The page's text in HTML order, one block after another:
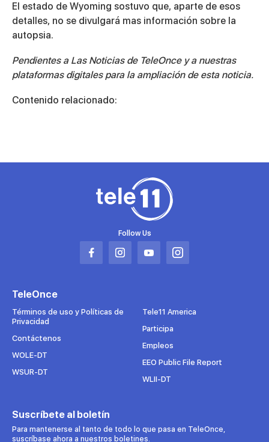
El estado de Wyoming sostuvo que, aparte de esos
detalles, no se divulgará mas información sobre la
autopsia.
Pendientes a Las Noticias de TeleOnce y a nuestras
plataformas digitales para la ampliación de esta noticia.
Contenido relacionado:
Follow Us
Abrir
pestaña
Abrir
pestaña
Abrir
pestaña
Abrir
pestaña
TeleOnce
Términos de uso y Políticas de
Privacidad
Contáctenos
WOLE-DT
WSUR-DT
Tele11 America
Participa
Empleos
EEO Public File Report
WLII-DT
Suscríbete al boletín
Para mantenerse al tanto de todo lo que pasa en TeleOnce,
suscríbase ahora a nuestros boletines.